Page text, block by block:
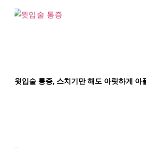
윗입술 통증, 스치기만 해도 아릿하게 아